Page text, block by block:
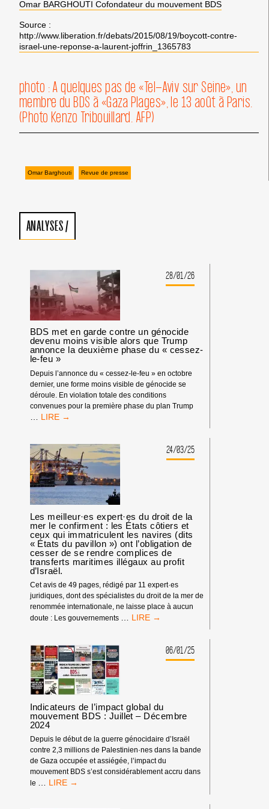
Omar BARGHOUTI Cofondateur du mouvement BDS
Source :
http://www.liberation.fr/debats/2015/08/19/boycott-contre-
israel-une-reponse-a-laurent-joffrin_1365783
photo : A quelques pas de «Tel-Aviv sur Seine», un
membre du BDS à «Gaza Plages», le 13 août à Paris.
(Photo Kenzo Tribouillard. AFP)
Omar Barghouti Revue de presse
ANALYSES/
28/01/26
BDS met en garde contre un génocide
devenu moins visible alors que Trump
annonce la deuxième phase du « cessez-
le-feu »
Depuis l’annonce du « cessez-le-feu » en octobre
dernier, une forme moins visible de génocide se
déroule. En violation totale des conditions
convenues pour la première phase du plan Trump
BDS
GARDE
CONTRE
UN
GÉNOCIDE
DEVENU
MOINS
VISIBLE
ALORS
QUE
TRUMP
ANNONCE
LA
PHASE
DU
«
CESSEZ-
FEU
»
24/03/25
Les meilleur·es expert·es du droit de la
mer le confirment : les États côtiers et
ceux qui immatriculent les navires (dits
« États du pavillon ») ont l’obligation de
cesser de se rendre complices de
transferts maritimes illégaux au profit
d’Israël.
Cet avis de 49 pages, rédigé par 11 expert·es
juridiques, dont des spécialistes du droit de la mer de
renommée internationale, ne laisse place à aucun
doute : Les gouvernements
LES
LE
CONFIRMENT
LES
ÉTATS
CÔTIERS
ET
06/01/25
Indicateurs de l’impact global du
mouvement BDS : Juillet – Décembre
2024
Depuis le début de la guerre génocidaire d’Israël
contre 2,3 millions de Palestinien·nes dans la bande
de Gaza occupée et assiégée, l’impact du
mouvement BDS s’est considérablement accru dans
le … INDICATEURS